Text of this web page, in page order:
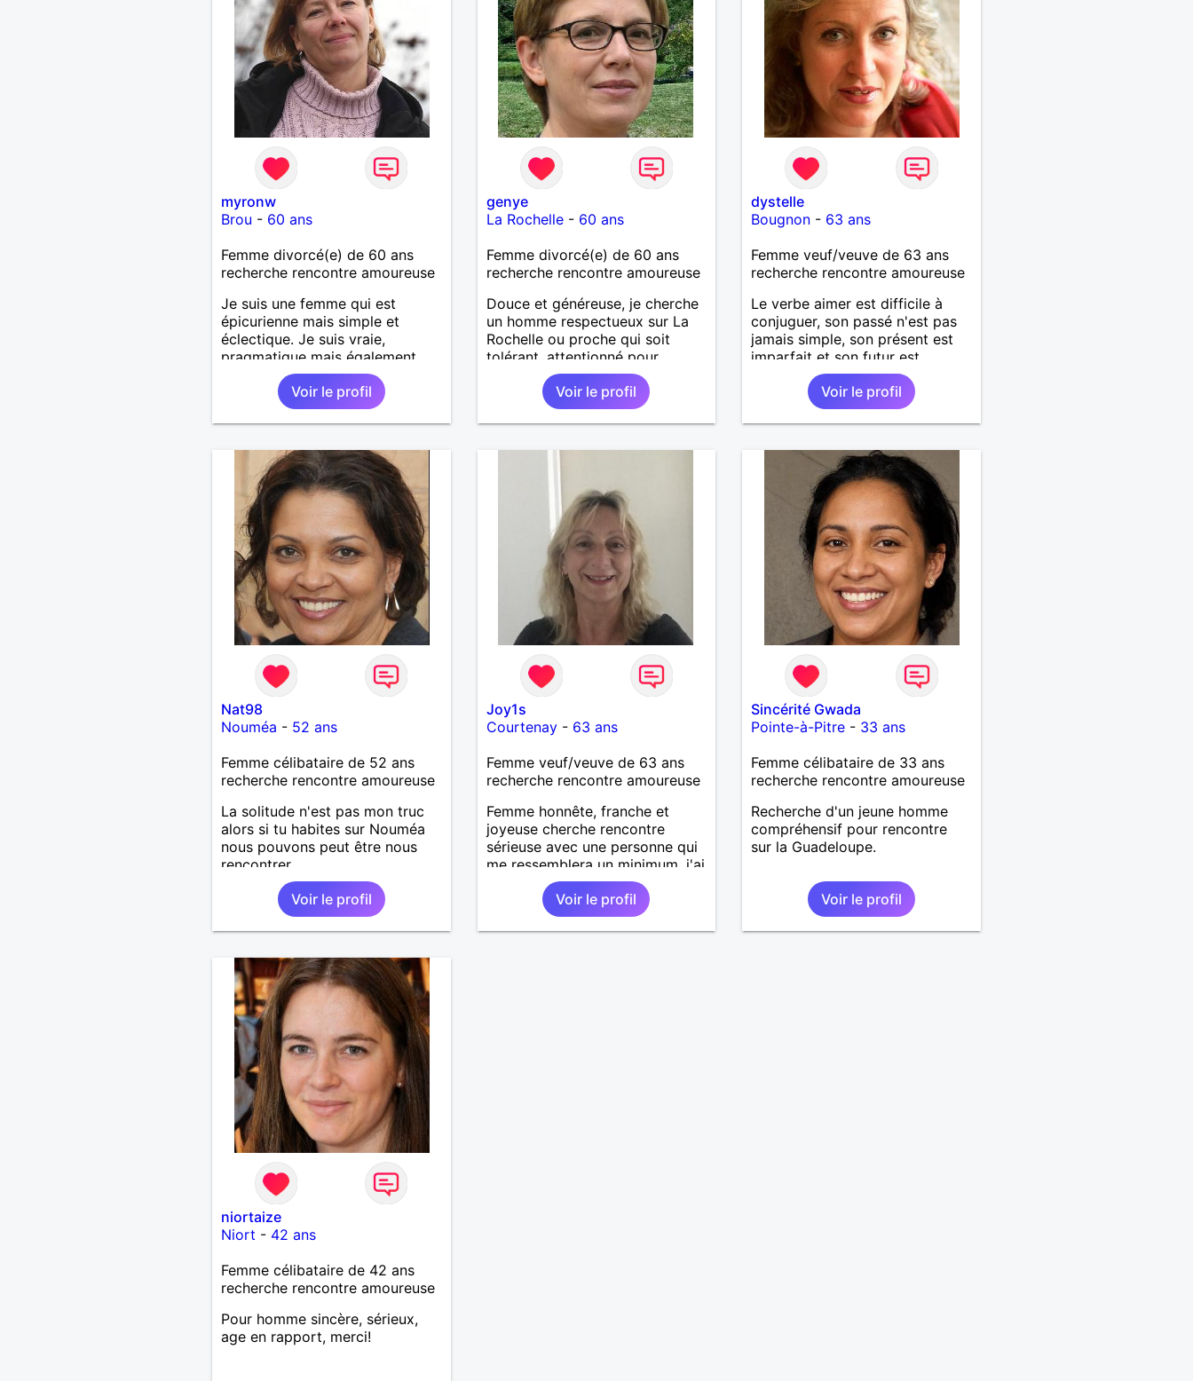
myronw
Brou - 60 ans
Femme divorcé(e) de 60 ans
recherche rencontre amoureuse
Je suis une femme qui est
épicurienne mais simple et
éclectique. Je suis vraie,
pragmatique mais également
passionnée, j'ai envie de vivre
des moments à deux.
Voir le profil
genye
La Rochelle- 60 ans
Femme divorcé(e) de 60 ans
recherche rencontre amoureuse
Douce et généreuse, je cherche
un homme respectueux sur La
Rochelle ou proche qui soit
tolérant, attentionné pour
profiter de la vie à deux.
Voir le profil
dystelle
Bougnon - 63 ans
Femme veuf/veuve de 63 ans
recherche rencontre amoureuse
Le verbe aimer est difficile à
conjuguer, son passé n'est pas
jamais simple, son présent est
imparfait et son futur est
conditionnel.
Voir le profil
Nat98
Nouméa - 52 ans
Femme célibataire de 52 ans
recherche rencontre amoureuse
La solitude n'est pas mon truc
alors si tu habites sur Nouméa
nous pouvons peut être nous
rencontrer.
Voir le profil
Joy1s
Courtenay- 63 ans
Femme veuf/veuve de 63 ans
recherche rencontre amoureuse
Femme honnête, franche et
joyeuse cherche rencontre
sérieuse avec une personne qui
me ressemblera un minimum. j'ai
des défauts comme tout le
monde et souhaite une vie
sereine dans une relation sur du
long terme.
Voir le profil
Sincérité Gwada
Pointe-à-Pitre - 33 ans
Femme célibataire de 33 ans
recherche rencontre amoureuse
Recherche d'un jeune homme
compréhensif pour rencontre
sur la Guadeloupe.
Voir le profil
niortaize
Niort - 42 ans
Femme célibataire de 42 ans
recherche rencontre amoureuse
Pour homme sincère, sérieux,
age en rapport, merci!